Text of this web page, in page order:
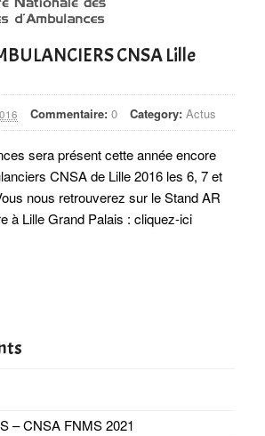
CNSA Lille
Commentaire: 0 Category: Actus
sera présent cette année encore
CNSA de Lille 2016 les 6, 7 et
nous retrouverez sur le Stand AR
à Lille Grand Palais : cliquez-ici
– CNSA FNMS 2021